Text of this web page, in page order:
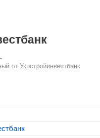
от Укрстройинвестбанк